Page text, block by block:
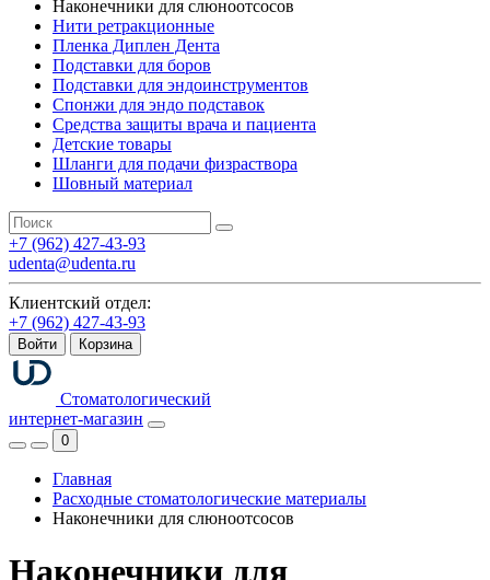
Наконечники для слюноотсосов
Нити ретракционные
Пленка Диплен Дента
Подставки для боров
Подставки для эндоинструментов
Спонжи для эндо подставок
Средства защиты врача и пациента
Детские товары
Шланги для подачи физраствора
Шовный материал
+7 (962) 427-43-93
udenta@udenta.ru
Клиентский отдел:
+7 (962) 427-43-93
Войти Корзина
Стоматологический
интернет-магазин
0
Главная
Расходные стоматологические материалы
Наконечники для слюноотсосов
Наконечники для